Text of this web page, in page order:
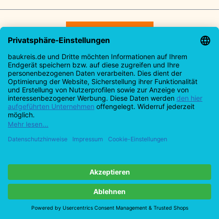
Service-Hotline
Rechtliches
Informationen
Versandkostenund ggf. Nachnahmegebühren, wenn
nicht anders angegeben.
Design by Meins und Vogel